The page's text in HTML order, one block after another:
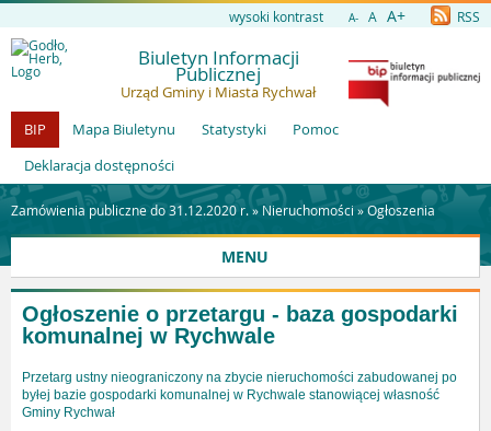
wysoki kontrast A- A A+ RSS
Biuletyn Informacji
Publicznej
Urząd Gminy i Miasta Rychwał
BIP
Mapa Biuletynu Statystyki
Pomoc
Deklaracja dostępności
Zamówienia publiczne do 31.12.2020 r. »Nieruchomości »Ogłoszenia
MENU
Ogłoszenie o przetargu - baza gospodarki
komunalnej w Rychwale
Przetarg ustny nieograniczony na zbycie nieruchomości zabudowanej po
byłej bazie gospodarki komunalnej w Rychwale stanowiącej własność
Gminy Rychwał